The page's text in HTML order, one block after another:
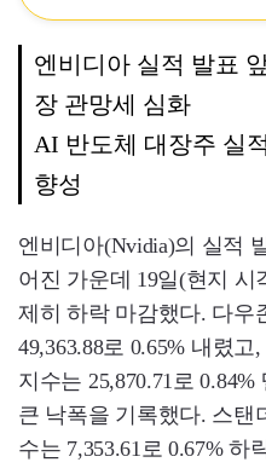
엔비디아 실적 발표
장 관망세 심화
AI 반도체 대장주 실
향성
엔비디아(Nvidia)의 실적
어진 가운데 19일(현지 시
제히 하락 마감했다. 다우
49,363.88로 0.65% 내렸
지수는 25,870.71로
큰 낙폭을 기록했다. 스탠
수는 7,353.61로 0.67% 하